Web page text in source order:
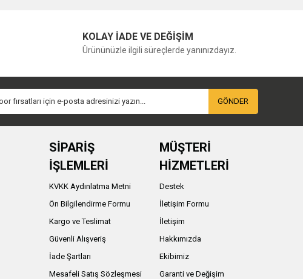
KOLAY İADE VE DEĞİŞİM
Ürününüzle ilgili süreçlerde yanınızdayız.
GÖNDER
SİPARİŞ
İŞLEMLERİ
KVKK Aydınlatma Metni
Ön Bilgilendirme Formu
Kargo ve Teslimat
Güvenli Alışveriş
İade Şartları
Mesafeli Satış Sözleşmesi
MÜŞTERİ
HİZMETLERİ
Destek
İletişim Formu
İletişim
Hakkımızda
Ekibimiz
Garanti ve Değişim